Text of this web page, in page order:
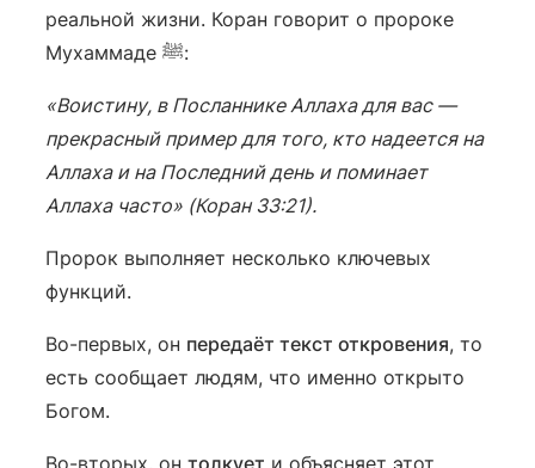
реальной жизни. Коран говорит о пророке
Мухаммаде ﷺ:
«Воистину, в Посланнике Аллаха для вас —
прекрасный пример для того, кто надеется на
Аллаха и на Последний день и поминает
Аллаха часто» (Коран 33:21).
Пророк выполняет несколько ключевых
функций.
Во-первых, он передаёт текст откровения, то
есть сообщает людям, что именно открыто
Богом.